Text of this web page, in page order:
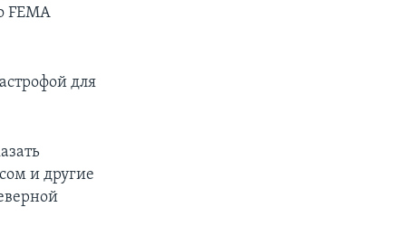
FEMA
для
и другие